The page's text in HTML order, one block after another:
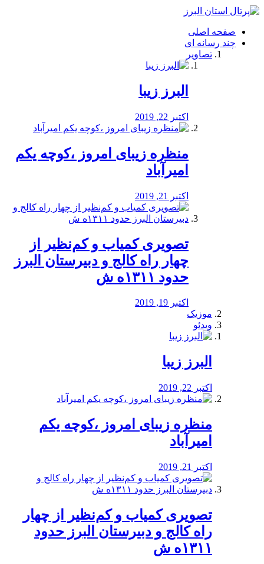
فصد
شرق
تهران
خشکشویی
صفحه اصلی
چند رسانه ای
تصاویر
البرز زیبا
اکتبر 22, 2019
منظره‌‌ زیبای امروز ،کوچه یکم
امیرآباد
اکتبر 21, 2019
️تصویری کمیاب و کم‌نظیر از
چهار راه كالج و دبيرستان البرز
حدود ۱۳۱۱ه ش
اکتبر 19, 2019
موزیک
ویدئو
البرز زیبا
اکتبر 22, 2019
منظره‌‌ زیبای امروز ،کوچه یکم
امیرآباد
اکتبر 21, 2019
️تصویری کمیاب و کم‌نظیر از چهار
راه كالج و دبيرستان البرز حدود
۱۳۱۱ه ش